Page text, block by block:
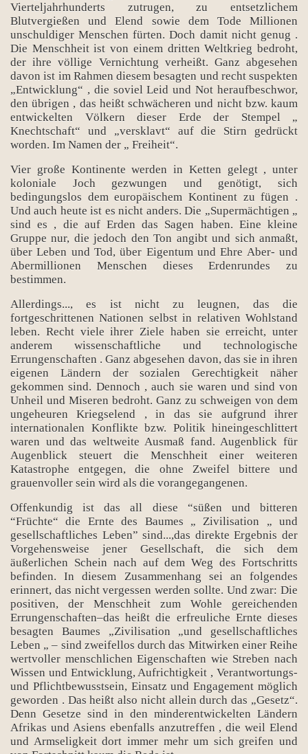
Vierteljahrhunderts zutrugen, zu entsetzlichem
Blutvergießen und Elend sowie dem Tode Millionen
unschuldiger Menschen fürten. Doch damit nicht genug .
Die Menschheit ist von einem dritten Weltkrieg bedroht,
der ihre völlige Vernichtung verheißt. Ganz abgesehen
davon ist im Rahmen diesem besagten und recht suspekten
„Entwicklung“ , die soviel Leid und Not heraufbeschwor,
den übrigen , das heißt schwächeren und nicht bzw. kaum
entwickelten Völkern dieser Erde der Stempel „
Knechtschaft“ und „versklavt“ auf die Stirn gedrückt
worden. Im Namen der „ Freiheit“.
Vier große Kontinente werden in Ketten gelegt , unter
koloniale Joch gezwungen und genötigt, sich
bedingungslos dem europäischem Kontinent zu fügen .
Und auch heute ist es nicht anders. Die „Supermächtigen „
sind es , die auf Erden das Sagen haben. Eine kleine
Gruppe nur, die jedoch den Ton angibt und sich anmaßt,
über Leben und Tod, über Eigentum und Ehre Aber- und
Abermillionen Menschen dieses Erdenrundes zu
bestimmen.
Allerdings..., es ist nicht zu leugnen, das die
fortgeschrittenen Nationen selbst in relativen Wohlstand
leben. Recht viele ihrer Ziele haben sie erreicht, unter
anderem wissenschaftliche und technologische
Errungenschaften . Ganz abgesehen davon, das sie in ihren
eigenen Ländern der sozialen Gerechtigkeit näher
gekommen sind. Dennoch , auch sie waren und sind von
Unheil und Miseren bedroht. Ganz zu schweigen von dem
ungeheuren Kriegselend , in das sie aufgrund ihrer
internationalen Konflikte bzw. Politik hineingeschlittert
waren und das weltweite Ausmaß fand. Augenblick für
Augenblick steuert die Menschheit einer weiteren
Katastrophe entgegen, die ohne Zweifel bittere und
grauenvoller sein wird als die vorangegangenen.
Offenkundig ist das all diese “süßen und bitteren
“Früchte“ die Ernte des Baumes „ Zivilisation „ und
gesellschaftliches Leben” sind...,das direkte Ergebnis der
Vorgehensweise jener Gesellschaft, die sich dem
äußerlichen Schein nach auf dem Weg des Fortschritts
befinden. In diesem Zusammenhang sei an folgendes
erinnert, das nicht vergessen werden sollte. Und zwar: Die
positiven, der Menschheit zum Wohle gereichenden
Errungenschaften–das heißt die erfreuliche Ernte dieses
besagten Baumes „Zivilisation „und gesellschaftliches
Leben „ – sind zweifellos durch das Mitwirken einer Reihe
wertvoller menschlichen Eigenschaften wie Streben nach
Wissen und Entwicklung, Aufrichtigkeit , Verantwortungs-
und Pflichtbewusstsein, Einsatz und Engagement möglich
geworden . Das heißt also nicht allein durch das „Gesetz“.
Denn Gesetze sind in den minderentwickelten Ländern
Afrikas und Asiens ebenfalls anzutreffen , die weil Elend
und Armseligkeit dort immer mehr um sich greifen und